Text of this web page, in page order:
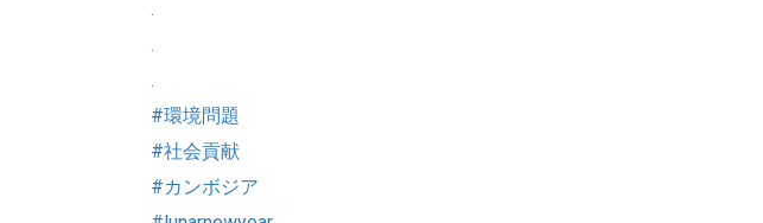
.
.
.
#環境問題
#社会貢献
#カンボジア